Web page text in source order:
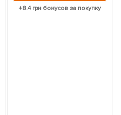
+8.4грн бонусов за покупку